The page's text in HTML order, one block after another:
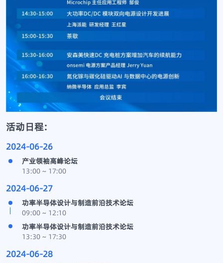
活动日程:
2024-06-26
产业领袖高峰论坛
13:00 ~ 17:00
2024-06-27
功率半导体设计与制造前沿技术论坛
09:00 ~ 12:10
功率半导体设计与制造前沿技术论坛
13:30 ~ 17:30
2024-06-28